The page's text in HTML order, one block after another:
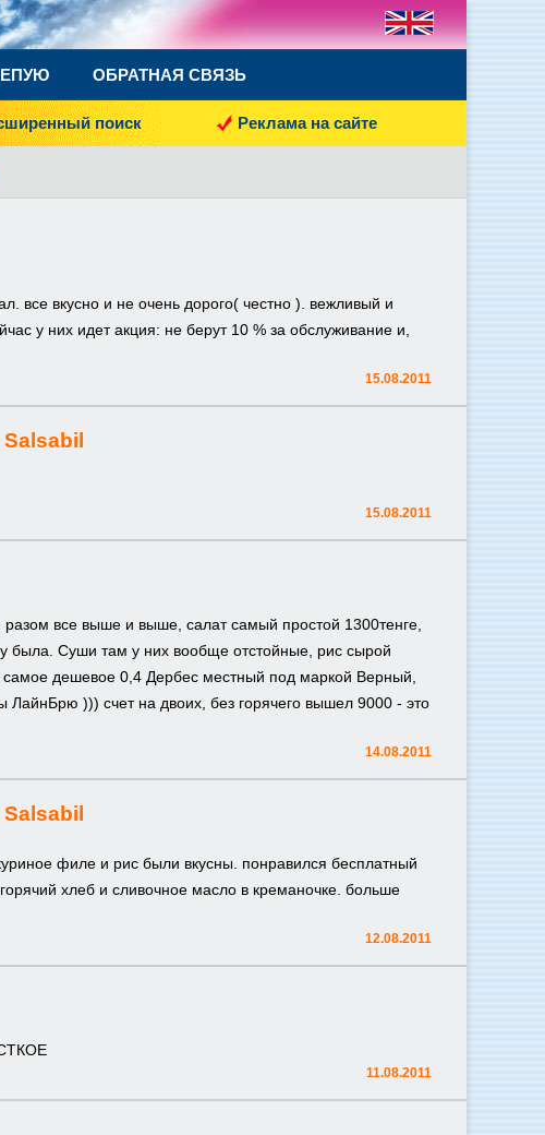
ОБРАТНАЯ СВЯЗЬ
поиск Реклама на сайте
вкусно и не очень дорого( честно ). вежливый и
у них идет акция: не берут 10 % за обслуживание и,
15.08.2011
15.08.2011
все выше и выше, салат самый простой 1300тенге,
была. Суши там у них вообще отстойные, рис сырой
самое дешевое 0,4 Дербес местный под маркой Верный,
ЛайнБрю ))) счет на двоих, без горячего вышел 9000 - это
14.08.2011
филе и рис были вкусны. понравился бесплатный
хлеб и сливочное масло в креманочке. больше
12.08.2011
11.08.2011